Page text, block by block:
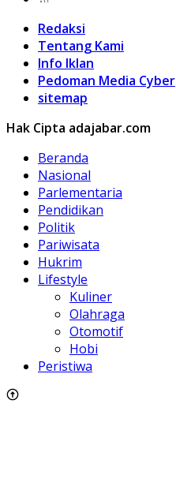
Redaksi
Tentang Kami
Info Iklan
Pedoman Media Cyber
sitemap
Hak Cipta adajabar.com
Beranda
Nasional
Parlementaria
Pendidikan
Politik
Pariwisata
Hukrim
Lifestyle
Kuliner
Olahraga
Otomotif
Hobi
Peristiwa